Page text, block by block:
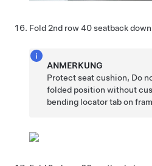
Fold 2nd row 40 seatback down
ANMERKUNG
Protect seat cushion, Do
folded position without
bending locator tab on